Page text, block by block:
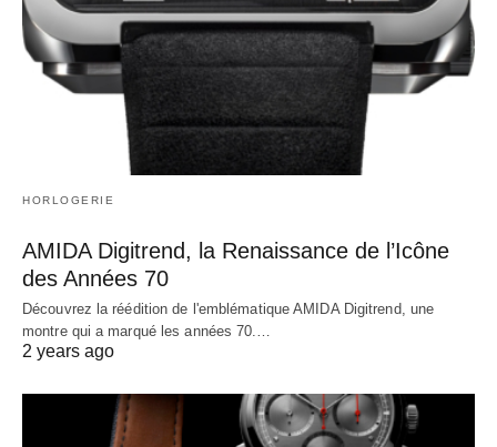
HORLOGERIE
AMIDA Digitrend, la Renaissance de l’Icône
des Années 70
Découvrez la réédition de l'emblématique AMIDA Digitrend, une
montre qui a marqué les années 70.…
2 years ago